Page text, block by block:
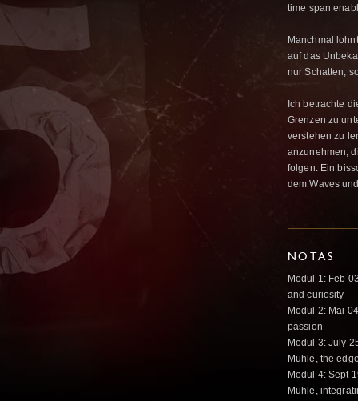
time span
Manchmal
auf das
nur Schatten,
Ich betrachte
Grenzen zu
verstehen zu
anzunehmen,
folgen. Ein
dem Waves
NOTAS
Modul 1: Feb
and curiosity
Modul 2: Mai
passion
Modul 3: July
Mühle, the
Modul 4: Sept
Mühle,